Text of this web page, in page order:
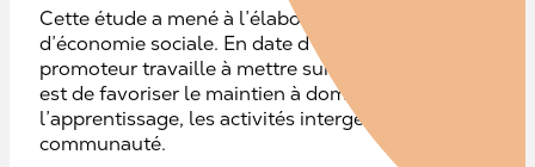
Cette étude a mené à l’élaboration de différents
d’économie sociale. En date d’octobre 2025, le
promoteur travaille à mettre sur pied cette nouvelle
est de favoriser le maintien à domicile des aînés, tout
l’apprentissage, les activités intergénérationnelles et
communauté.